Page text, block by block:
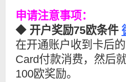
申请注意事项：
◆ 开户奖励75欧条件
在开通账户收到卡后
Card付款消费，然后
100欧奖励。